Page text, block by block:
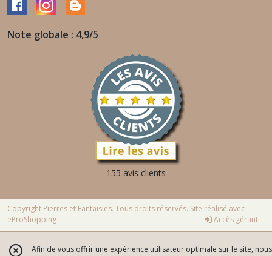
Note globale : 4,9/5
155 avis clients
Copyright Pierres et Fantaisies. Tous droits réservés. Site réalisé avec
eProShopping
Accès gérant
Afin de vous offrir une expérience utilisateur optimale sur le site, nous